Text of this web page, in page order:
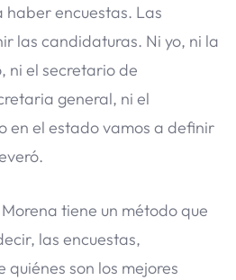
haber encuestas. Las
las candidaturas. Ni yo, ni la
ni el secretario de
general, ni el
en el estado vamos a definir
tiene un método que
las encuestas,
son los mejores